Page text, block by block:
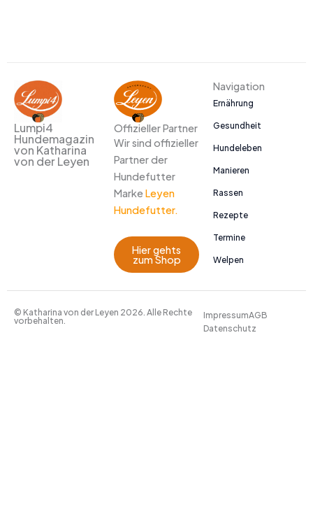
Lumpi4
Hundemagazin
von Katharina
von der Leyen
Offizieller Partner
Wir sind offizieller
Partner der
Hundefutter
Marke Leyen
Hundefutter.
Hier gehts
zum Shop
Navigation
Ernährung
Gesundheit
Hundeleben
Manieren
Rassen
Rezepte
Termine
Welpen
© Katharina von der Leyen 2026. Alle Rechte
vorbehalten.
ImpressumAGB
Datenschutz